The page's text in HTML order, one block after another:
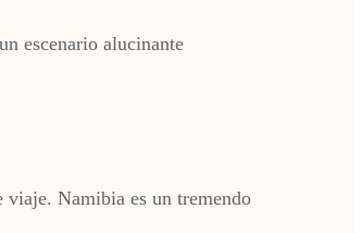
escenario alucinante
viaje. Namibia es un tremendo